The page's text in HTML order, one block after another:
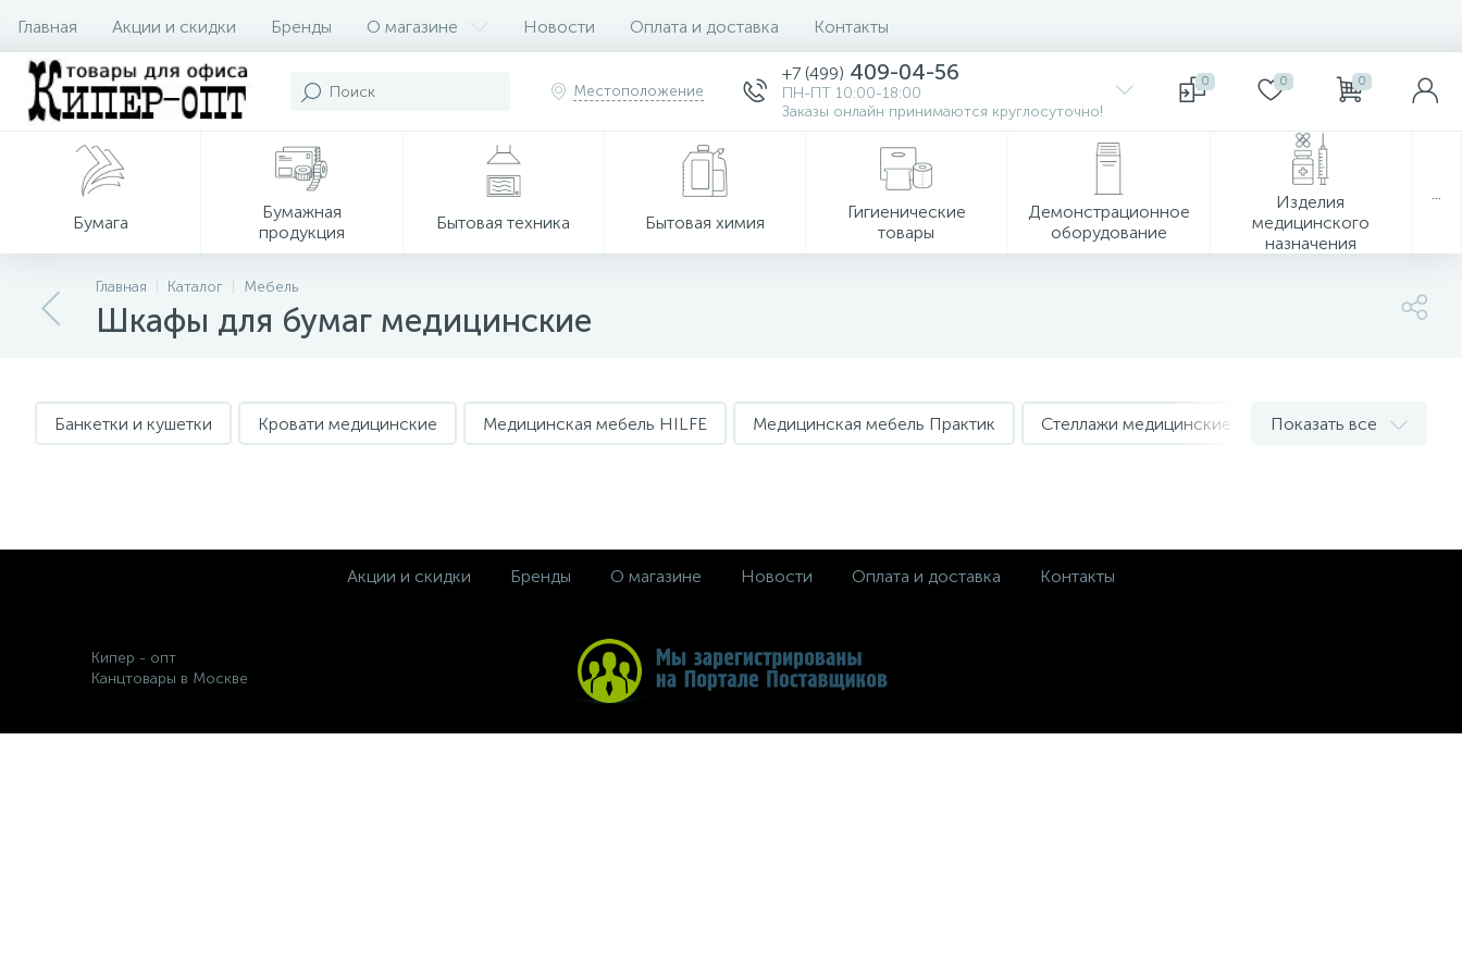
Главная Акции и скидки Бренды О магазине Новости Оплата и доставка Контакты
Местоположение
+7 (499) 409-04-56
ПН-ПТ 10:00-18:00
Заказы онлайн принимаются круглосуточно!
0 0 0
Бумага
Бумажная
продукция
Бытовая техника Бытовая химия
Гигиенические
товары
Демонстрационное
оборудование
Изделия
медицинского
назначения
Главная Каталог Мебель
Шкафы для бумаг медицинские
Банкетки и кушетки Кровати медицинские Медицинская мебель HILFE Медицинская мебель Практик Стеллажи медицинские Столы процедурные и
Показать все
Акции и скидки Бренды О магазине Новости Оплата и доставка Контакты
Кипер - опт
Канцтовары в Москве